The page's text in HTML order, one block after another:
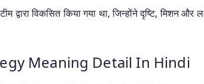
द्वारा विकसित किया गया था, जिन्होंने दृष्टि, मिशन
Meaning Detail In Hindi